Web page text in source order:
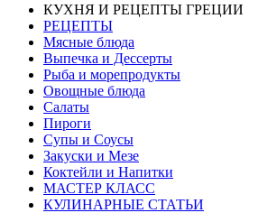
КУХНЯ И РЕЦЕПТЫ ГРЕЦИИ
РЕЦЕПТЫ
Мясные блюда
Выпечка и Дессерты
Рыба и морепродукты
Овощные блюда
Салаты
Пироги
Супы и Соусы
Закуски и Мезе
Коктейли и Напитки
МАСТЕР КЛАСС
КУЛИНАРНЫЕ СТАТЬИ